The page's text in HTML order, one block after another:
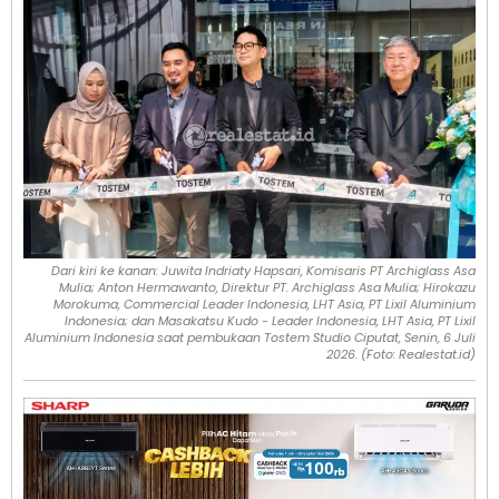
Dari kiri ke kanan: Juwita Indriaty Hapsari, Komisaris PT Archiglass Asa
Mulia; Anton Hermawanto, Direktur PT. Archiglass Asa Mulia; Hirokazu
Morokuma, Commercial Leader Indonesia, LHT Asia, PT Lixil Aluminium
Indonesia; dan Masakatsu Kudo - Leader Indonesia, LHT Asia, PT Lixil
Aluminium Indonesia saat pembukaan Tostem Studio Ciputat, Senin, 6 Juli
2026. (Foto: Realestat.id)